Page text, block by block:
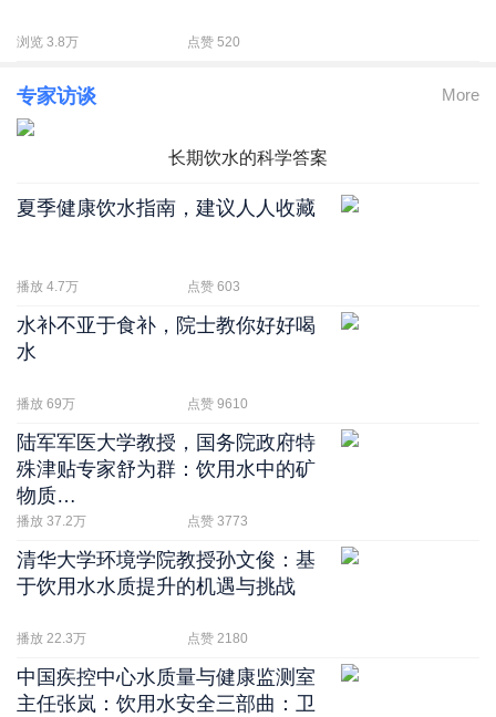
浏览 3.8万 点赞 520
More
专家访谈
长期饮水的科学答案
夏季健康饮水指南，建议人人收藏
播放 4.7万 点赞 603
水补不亚于食补，院士教你好好喝
水
播放 69万 点赞 9610
陆军军医大学教授，国务院政府特
殊津贴专家舒为群：饮用水中的矿
物质…
播放 37.2万 点赞 3773
清华大学环境学院教授孙文俊：基
于饮用水水质提升的机遇与挑战
播放 22.3万 点赞 2180
中国疾控中心水质量与健康监测室
主任张岚：饮用水安全三部曲：卫